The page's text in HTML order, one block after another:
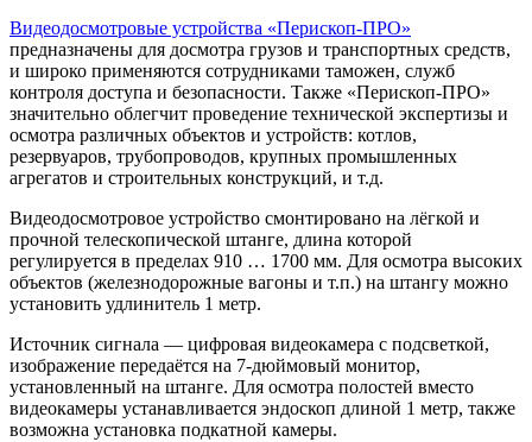
Видеодосмотровые устройства «Перископ-ПРО»
предназначены для досмотра грузов и транспортных средств,
и широко применяются сотрудниками таможен, служб
контроля доступа и безопасности. Также «Перископ-ПРО»
значительно облегчит проведение технической экспертизы и
осмотра различных объектов и устройств: котлов,
резервуаров, трубопроводов, крупных промышленных
агрегатов и строительных конструкций, и т.д.
Видеодосмотровое устройство смонтировано на лёгкой и
прочной телескопической штанге, длина которой
регулируется в пределах 910 … 1700 мм. Для осмотра высоких
объектов (железнодорожные вагоны и т.п.) на штангу можно
установить удлинитель 1 метр.
Источник сигнала — цифровая видеокамера с подсветкой,
изображение передаётся на 7-дюймовый монитор,
установленный на штанге. Для осмотра полостей вместо
видеокамеры устанавливается эндоскоп длиной 1 метр, также
возможна установка подкатной камеры.